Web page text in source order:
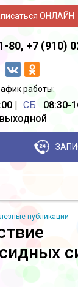
работы:
| CБ: 08:30-
выходной
ОНЛАЙН
80, +7 (910)
публикации